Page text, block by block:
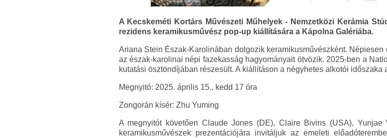
A Kecskeméti Kortárs Művészeti Műhelyek - Nemzetközi Kerámia
rezidens keramikusművész pop-up kiállítására a Kápolna Galériába.
Ariana Stein Észak-Karolinában dolgozik keramikusművészként.
az észak-karolinai népi fazekasság hagyományait ötvözik. 2025-ben a
kutatási ösztöndíjában részesült. A kiállításon a négyhetes alkotói
Megnyitó: 2025. április 15., kedd 17 óra
Zongorán kísér: Zhu Yuming
A megnyitót követően Claude Jones (DE), Claire Bivins (USA),
keramikusművészek prezentációjára invitáljuk az emeleti